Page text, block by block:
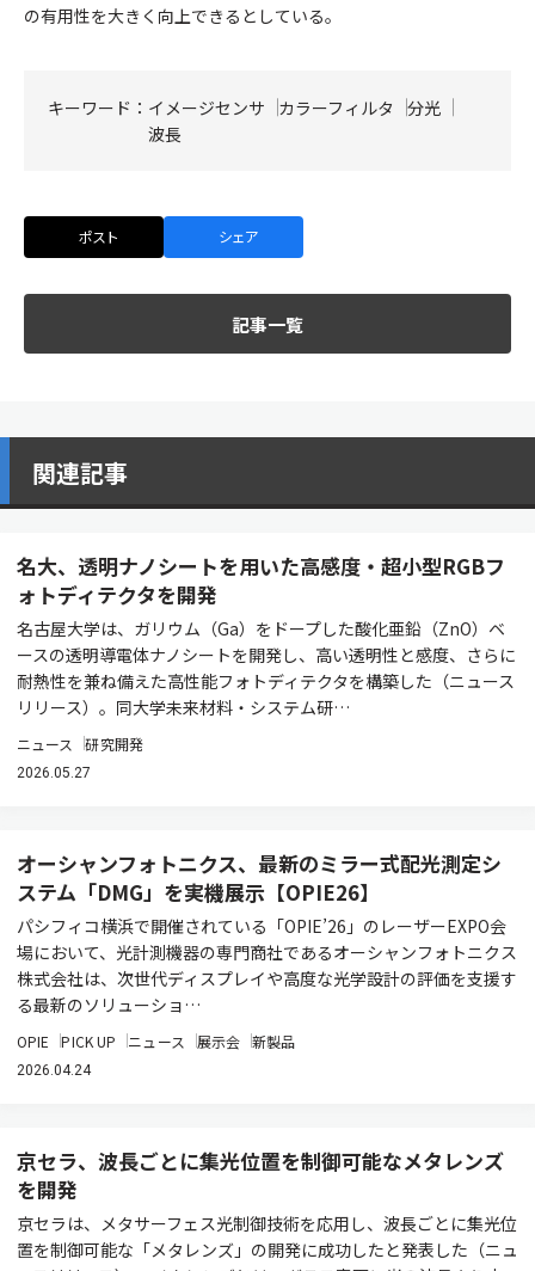
の有用性を大きく向上できるとしている。
キーワード： イメージセンサ カラーフィルタ
分光
波長
ポスト シェア
記事一覧
関連記事
名大、透明ナノシートを用いた高感度・超小型RGBフ
ォトディテクタを開発
名古屋大学は、ガリウム（Ga）をドープした酸化亜鉛（ZnO）ベ
ースの透明導電体ナノシートを開発し、高い透明性と感度、さらに
耐熱性を兼ね備えた高性能フォトディテクタを構築した（ニュース
リリース）。同大学未来材料・システム研…
ニュース 研究開発
2026.05.27
オーシャンフォトニクス、最新のミラー式配光測定シ
ステム「DMG」を実機展示【OPIE26】
パシフィコ横浜で開催されている「OPIE’26」のレーザーEXPO会
場において、光計測機器の専門商社であるオーシャンフォトニクス
株式会社は、次世代ディスプレイや高度な光学設計の評価を支援す
る最新のソリューショ…
OPIE PICK UP ニュース 展示会 新製品
2026.04.24
京セラ、波長ごとに集光位置を制御可能なメタレンズ
を開発
京セラは、メタサーフェス光制御技術を応用し、波長ごとに集光位
置を制御可能な「メタレンズ」の開発に成功したと発表した（ニュ